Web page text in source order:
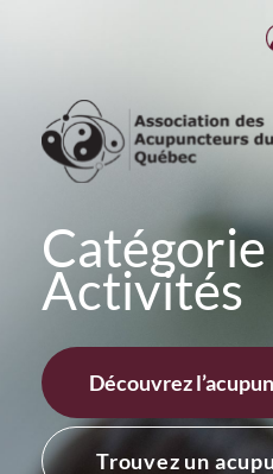
Catégorie
Activités
Découvrez
Trouvez un